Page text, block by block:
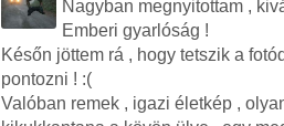
Nagyban megnyitottam ,
Emberi gyarlóság !
Későn jöttem rá , hogy tetszik a
pontozni ! :(
Valóban remek , igazi életkép ,